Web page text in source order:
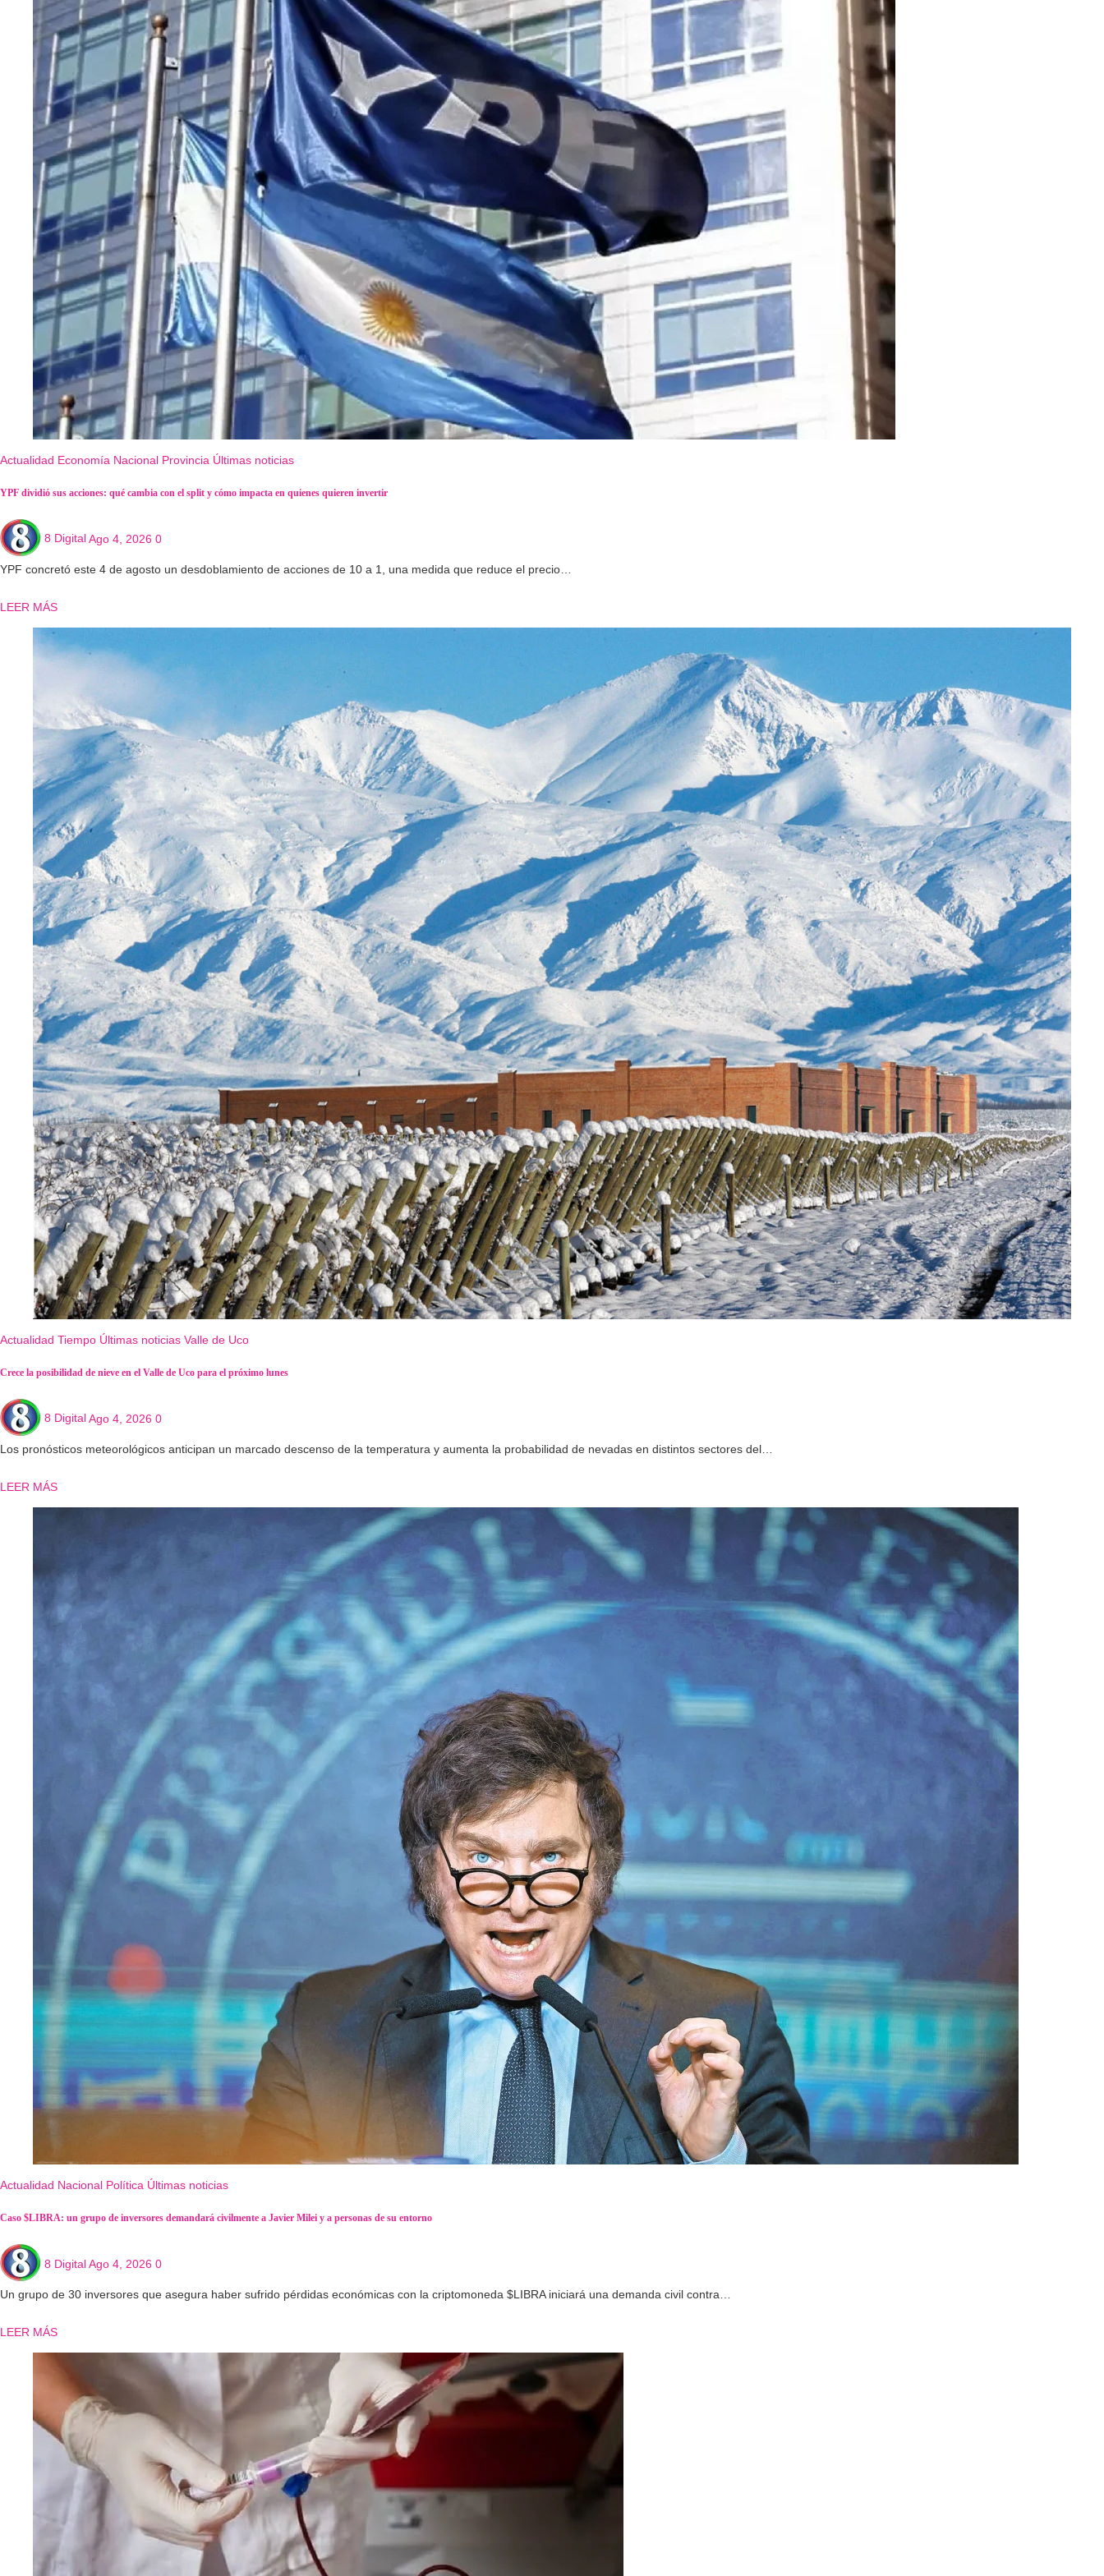
Actualidad Economía Nacional Provincia Últimas noticias
YPF dividió sus acciones: qué cambia con el split y cómo impacta en quienes quieren invertir
8 DigitalAgo 4, 2026 0
YPF concretó este 4 de agosto un desdoblamiento de acciones de 10 a 1, una medida que reduce el precio…
LEER MÁS
Actualidad Tiempo Últimas noticias Valle de Uco
Crece la posibilidad de nieve en el Valle de Uco para el próximo lunes
8 DigitalAgo 4, 2026 0
Los pronósticos meteorológicos anticipan un marcado descenso de la temperatura y aumenta la probabilidad de nevadas en distintos sectores del…
LEER MÁS
Actualidad Nacional Política Últimas noticias
Caso $LIBRA: un grupo de inversores demandará civilmente a Javier Milei y a personas de su entorno
8 DigitalAgo 4, 2026 0
Un grupo de 30 inversores que asegura haber sufrido pérdidas económicas con la criptomoneda $LIBRA iniciará una demanda civil contra…
LEER MÁS